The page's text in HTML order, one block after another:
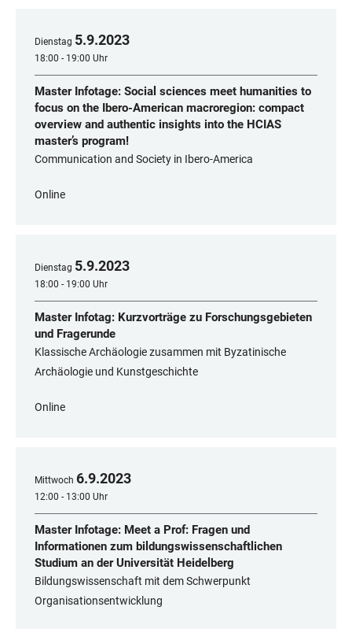
Dienstag 5.9.2023
18:00 - 19:00 Uhr
Master Infotage: Social sciences meet humanities to
focus on the Ibero-American macroregion: compact
overview and authentic insights into the HCIAS
master’s program!
Communication and Society in Ibero-America
Online
Dienstag 5.9.2023
18:00 - 19:00 Uhr
Master Infotag: Kurzvorträge zu Forschungsgebieten
und Fragerunde
Klassische Archäologie zusammen mit Byzatinische
Archäologie und Kunstgeschichte
Online
Mittwoch 6.9.2023
12:00 - 13:00 Uhr
Master Infotage: Meet a Prof: Fragen und
Informationen zum bildungswissenschaftlichen
Studium an der Universität Heidelberg
Bildungswissenschaft mit dem Schwerpunkt
Organisationsentwicklung